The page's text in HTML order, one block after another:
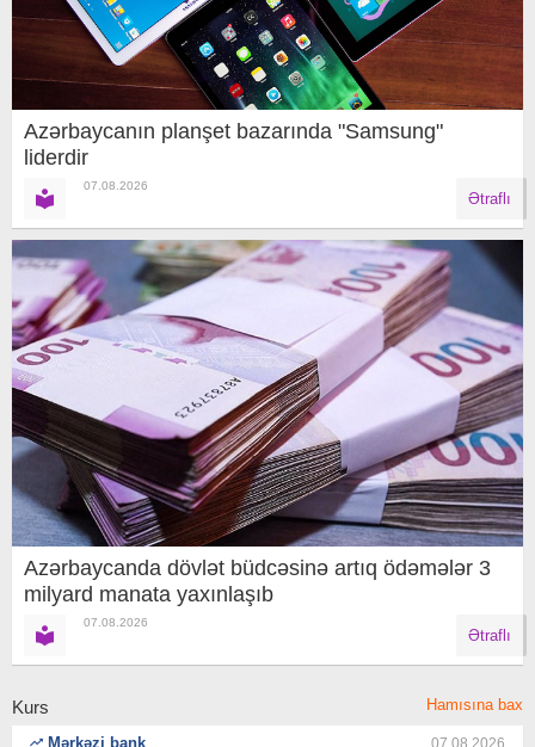
Azərbaycanın planşet bazarında "Samsung"
liderdir
07.08.2026
Ətraflı
Azərbaycanda dövlət büdcəsinə artıq ödəmələr 3
milyard manata yaxınlaşıb
07.08.2026
Ətraflı
Kurs Hamısına bax
Mərkəzi bank 07.08.2026